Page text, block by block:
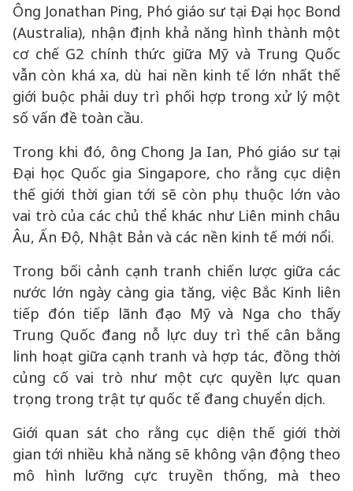
Ông Jonathan Ping, Phó giáo sư tại Đại học Bond
(Australia), nhận định khả năng hình thành một
cơ chế G2 chính thức giữa Mỹ và Trung Quốc
vẫn còn khá xa, dù hai nền kinh tế lớn nhất thế
giới buộc phải duy trì phối hợp trong xử lý một
số vấn đề toàn cầu.
Trong khi đó, ông Chong Ja Ian, Phó giáo sư tại
Đại học Quốc gia Singapore, cho rằng cục diện
thế giới thời gian tới sẽ còn phụ thuộc lớn vào
vai trò của các chủ thể khác như Liên minh châu
Âu, Ấn Độ, Nhật Bản và các nền kinh tế mới nổi.
Trong bối cảnh cạnh tranh chiến lược giữa các
nước lớn ngày càng gia tăng, việc Bắc Kinh liên
tiếp đón tiếp lãnh đạo Mỹ và Nga cho thấy
Trung Quốc đang nỗ lực duy trì thế cân bằng
linh hoạt giữa cạnh tranh và hợp tác, đồng thời
củng cố vai trò như một cực quyền lực quan
trọng trong trật tự quốc tế đang chuyển dịch.
Giới quan sát cho rằng cục diện thế giới thời
gian tới nhiều khả năng sẽ không vận động theo
mô hình lưỡng cực truyền thống, mà theo